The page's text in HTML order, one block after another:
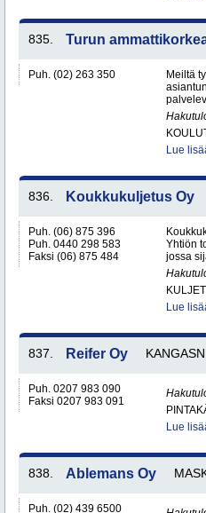
835. Turun
Puh. (02) 263 350
Meiltä
Lue
836. Koukkukuljetus Oy
Puh. (06) 875 396
Puh. 0440 298 583
Faksi (06) 875 484
Yhtiön
jossa
Lue
837. Reifer Oy
Puh. 0207 983 090
Faksi 0207 983 091
Lue
838. Ablemans Oy
Puh. (02) 439 6500